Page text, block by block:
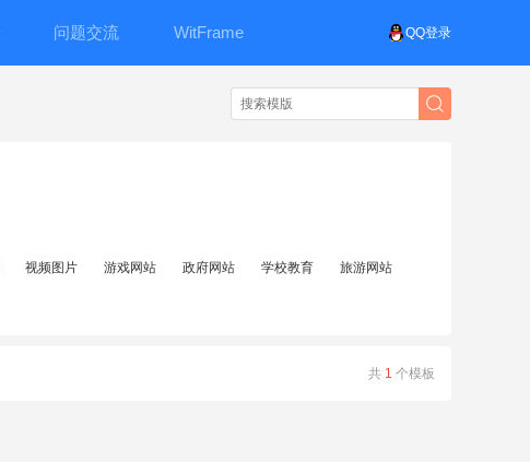
QQ登录
问题交流 WitFrame
视频图片 游戏网站 政府网站 学校教育 旅游网站
共 1 个模板